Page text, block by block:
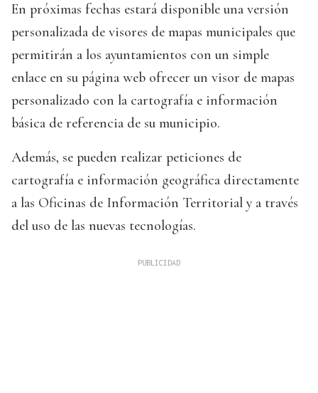
En próximas fechas estará disponible una versión
personalizada de visores de mapas municipales que
permitirán a los ayuntamientos con un simple
enlace en su página web ofrecer un visor de mapas
personalizado con la cartografía e información
básica de referencia de su municipio.
Además, se pueden realizar peticiones de
cartografía e información geográfica directamente
a las Oficinas de Información Territorial y a través
del uso de las nuevas tecnologías.